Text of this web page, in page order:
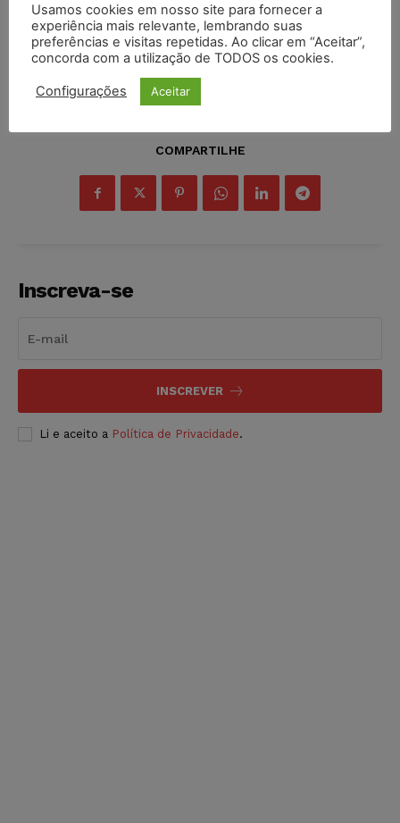
COMPARTILHE
Inscreva-se
INSCREVER
Li e aceito a Política de Privacidade.
Usamos cookies em nosso site para fornecer a
experiência mais relevante, lembrando suas
preferências e visitas repetidas. Ao clicar em “Aceitar”,
concorda com a utilização de TODOS os cookies.
Configurações Aceitar